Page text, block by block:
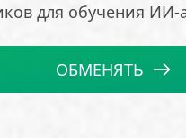
для обучения ИИ-
ОБМЕНЯТЬ